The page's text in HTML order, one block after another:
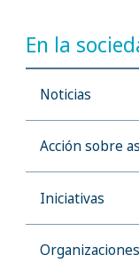
En la
Noticias
Acción sobre
Iniciativas